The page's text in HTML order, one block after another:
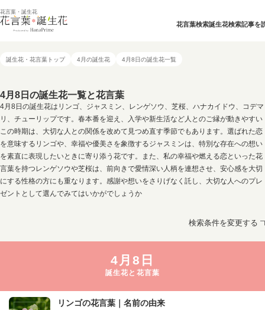
花言葉・誕生花
花言葉検索誕生花検索記事を
誕生花・花言葉トップ 4月の誕生花 4月8日の誕生花一覧
4月8日の誕生花一覧と花言葉
4月8日の誕生花はリンゴ、ジャスミン、レンゲソウ、芝桜、ハナカイドウ、コデマ
リ、チューリップです。春本番を迎え、入学や新生活など人とのご縁が動きやすい
この時期は、大切な人との関係を改めて見つめ直す季節でもあります。選ばれた恋
を意味するリンゴや、幸福や優美さを象徴するジャスミンは、特別な存在への想い
を素直に表現したいときに寄り添う花です。また、私の幸福や燃える恋といった花
言葉を持つレンゲソウや芝桜は、前向きで愛情深い人柄を連想させ、安心感を大切
にする性格の方にも重なります。感謝や想いをさりげなく託し、大切な人へのプレ
ゼントとして選んでみてはいかがでしょうか
検索条件を変更する
4月8日
誕生花と花言葉
リンゴの花言葉｜名前の由来